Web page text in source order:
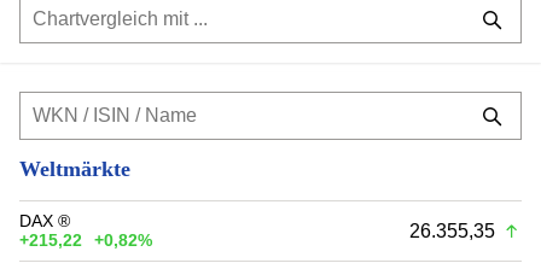
Weltmärkte
DAX ®
+215,22
+0,82% 26.355,35